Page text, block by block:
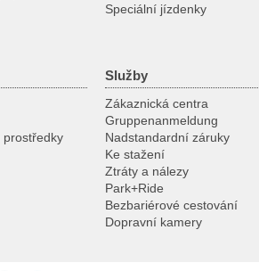
Speciální jízdenky
prostředky
Služby
Zákaznická centra
Gruppenanmeldung
Nadstandardní záruky
Ke stažení
Ztráty a nálezy
Park+Ride
Bezbariérové cestování
Dopravní kamery